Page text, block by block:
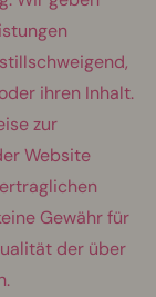
ihren Inhalt.
zur
Website
Gewähr für
der über